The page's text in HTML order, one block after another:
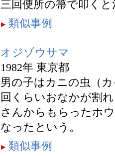
三回便所の箒で叩くと
類似事例
オジゾウサマ
1982年 東京都
男の子はカニの虫（
回くらいおなかが割
さんからもらったホ
なったという。
類似事例